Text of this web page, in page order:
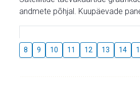
andmete põhjal. Kuupäevade
8 9 10 11 12 13 14